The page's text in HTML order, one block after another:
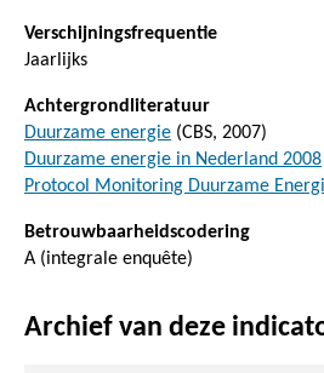
Verschijningsfrequentie
Jaarlijks
Achtergrondliteratuur
Duurzame energie (CBS, 2007)
Duurzame energie in Nederland 2008
Protocol Monitoring Duurzame
Betrouwbaarheidscodering
A (integrale enquête)
Archief van deze